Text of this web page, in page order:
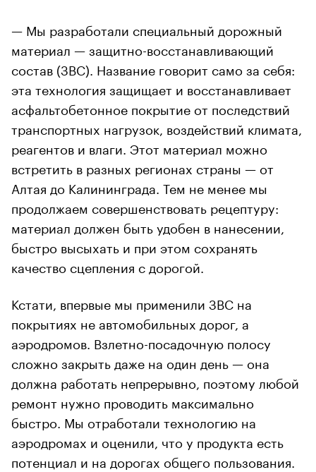
— Мы разработали специальный дорожный
материал — защитно-восстанавливающий
состав (ЗВС). Название говорит само за себя:
эта технология защищает и восстанавливает
асфальтобетонное покрытие от последствий
транспортных нагрузок, воздействий климата,
реагентов и влаги. Этот материал можно
встретить в разных регионах страны — от
Алтая до Калининграда. Тем не менее мы
продолжаем совершенствовать рецептуру:
материал должен быть удобен в нанесении,
быстро высыхать и при этом сохранять
качество сцепления с дорогой.
Кстати, впервые мы применили ЗВС на
покрытиях не автомобильных дорог, а
аэродромов. Взлетно-посадочную полосу
сложно закрыть даже на один день — она
должна работать непрерывно, поэтому любой
ремонт нужно проводить максимально
быстро. Мы отработали технологию на
аэродромах и оценили, что у продукта есть
потенциал и на дорогах общего пользования.